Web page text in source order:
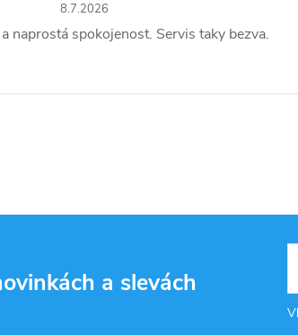
8.7.2026
naprostá spokojenost. Servis taky bezva.
a slevách